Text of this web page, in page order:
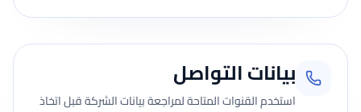
بيانات التواصل
استخدم القنوات المتاحة لمراجعة بيانات الشركة قبل اتخاذ